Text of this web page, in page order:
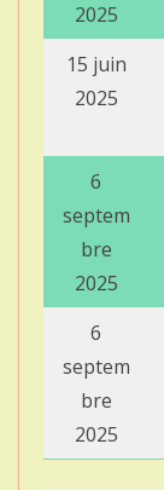
2025
15 juin
2025
6
septem
bre
2025
6
septem
bre
2025